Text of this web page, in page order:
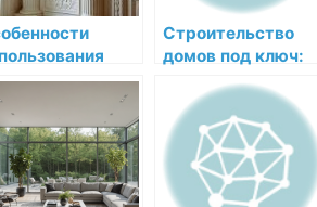
в
Строительство
домов под ключ:
реализации